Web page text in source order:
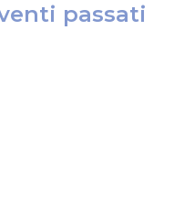
passati